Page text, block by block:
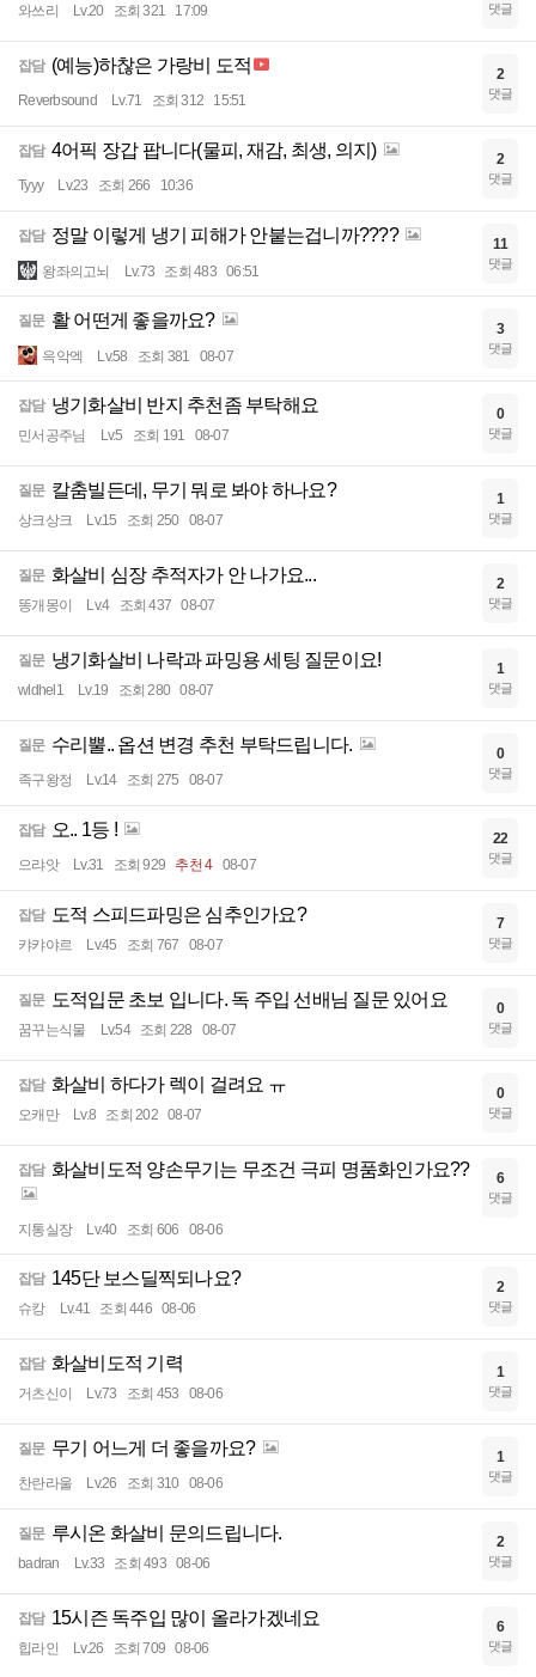
와쓰리 Lv.20 조회 321 17:09 댓글
잡담 (예능)하찮은 가랑비 도적
Reverbsound Lv.71 조회 312 15:51
2
댓글
잡담 4어픽 장갑 팝니다(물피, 재감, 최생, 의지)
Tyyy Lv.23 조회 266 10:36
2
댓글
잡담 정말 이렇게 냉기 피해가 안붙는겁니까????
왕좌의고뇌 Lv.73 조회 483 06:51
11
댓글
질문 활 어떤게 좋을까요?
윽악엑 Lv.58 조회 381 08-07
3
댓글
잡담 냉기화살비 반지 추천좀 부탁해요
민서공주님 Lv.5 조회 191 08-07
0
댓글
질문 칼춤빌든데, 무기 뭐로 봐야 하나요?
상크상크 Lv.15 조회 250 08-07
1
댓글
질문 화살비 심장 추적자가 안 나가요...
똥개몽이 Lv.4 조회 437 08-07
2
댓글
질문 냉기화살비 나락과 파밍용 세팅 질문이요!
wldhel1 Lv.19 조회 280 08-07
1
댓글
질문 수리뿔.. 옵션 변경 추천 부탁드립니다.
족구왕정 Lv.14 조회 275 08-07
0
댓글
잡담 오.. 1등 !
으랴앗 Lv.31 조회 929 추천 4 08-07
22
댓글
잡담 도적 스피드파밍은 심추인가요?
캬캬야르 Lv.45 조회 767 08-07
7
댓글
질문 도적입문 초보 입니다. 독 주입 선배님 질문 있어요
꿈꾸는식물 Lv.54 조회 228 08-07
0
댓글
잡담 화살비 하다가 렉이 걸려요 ㅠ
오캐만 Lv.8 조회 202 08-07
0
댓글
잡담 화살비도적 양손무기는 무조건 극피 명품화인가요??
지통실장 Lv.40 조회 606 08-06
6
댓글
잡담 145단 보스딜찍되나요?
슈캉 Lv.41 조회 446 08-06
2
댓글
잡담 화살비도적 기력
거츠신이 Lv.73 조회 453 08-06
1
댓글
질문 무기 어느게 더 좋을까요?
찬란라울 Lv.26 조회 310 08-06
1
댓글
질문 루시온 화살비 문의드립니다.
badran Lv.33 조회 493 08-06
2
댓글
잡담 15시즌 독주입 많이 올라가겠네요
힙라인 Lv.26 조회 709 08-06
6
댓글